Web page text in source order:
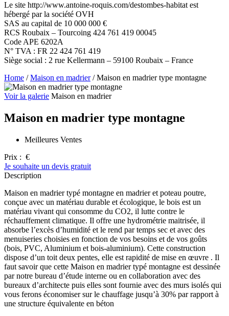
Le site http://www.antoine-roquis.com/destombes-habitat est
hébergé par la société OVH
SAS au capital de 10 000 000 €
RCS Roubaix – Tourcoing 424 761 419 00045
Code APE 6202A
N° TVA : FR 22 424 761 419
Siège social : 2 rue Kellermann – 59100 Roubaix – France
Home /Maison en madrier/ Maison en madrier type montagne
Voir la galerie Maison en madrier
Maison en madrier type montagne
Meilleures Ventes
Prix : €
Je souhaite un devis gratuit
Description
Maison en madrier typé montagne en madrier et poteau poutre,
conçue avec un matériau durable et écologique, le bois est un
matériau vivant qui consomme du CO2, il lutte contre le
réchauffement climatique. Il offre une hydrométrie maitrisée, il
absorbe l’excès d’humidité et le rend par temps sec et avec des
menuiseries choisies en fonction de vos besoins et de vos goûts
(bois, PVC, Aluminium et bois-aluminium). Cette construction
dispose d’un toit deux pentes, elle est rapidité de mise en œuvre . Il
faut savoir que cette Maison en madrier typé montagne est dessinée
par notre bureau d’étude interne ou en collaboration avec des
bureaux d’architecte puis elles sont fournie avec des murs isolés qui
vous ferons économiser sur le chauffage jusqu’à 30% par rapport à
une structure équivalente en béton